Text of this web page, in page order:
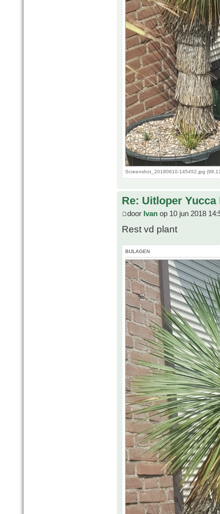
Screenshot_20180610-145452.jpg
Re: Uitloper
door Ivan op 10 jun 2018
Rest vd plant
BIJLAGEN